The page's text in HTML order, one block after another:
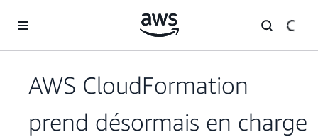
AWS CloudFormation
prend désormais en charge